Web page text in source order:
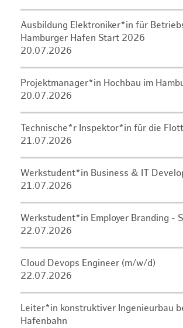
Ausbildung Elektroniker*in für
Hamburger Hafen Start 2026
20.07.2026
Projektmanager*in Hochbau im
20.07.2026
Technische*r Inspektor*in für die
21.07.2026
Werkstudent*in Business & IT
21.07.2026
Werkstudent*in Employer Branding -
22.07.2026
Cloud Devops Engineer (m/w/d)
22.07.2026
Leiter*in konstruktiver Ingenieurbau
Hafenbahn